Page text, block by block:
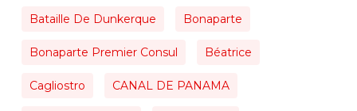
Bataille De Dunkerque Bonaparte
Bonaparte Premier Consul Béatrice
Cagliostro CANAL DE PANAMA